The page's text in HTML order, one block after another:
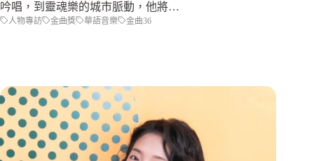
吟唱，到靈魂樂的城市脈動，他將…
人物專訪 金曲獎 華語音樂 金曲36